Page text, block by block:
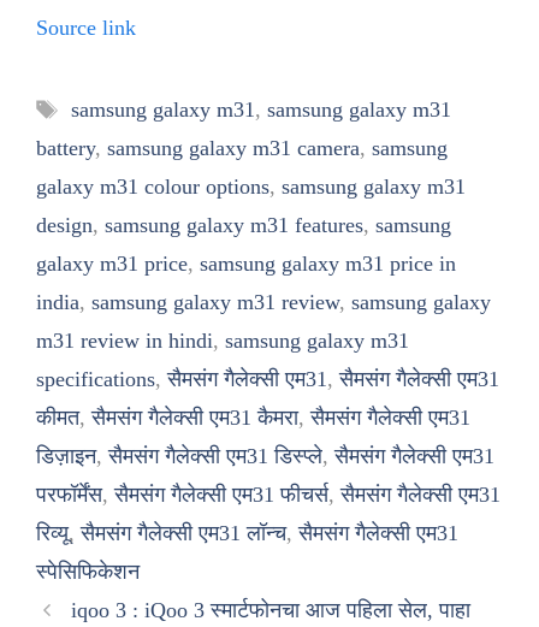
Source link
Tags
samsung galaxy m31, samsung galaxy m31
battery, samsung galaxy m31 camera, samsung
galaxy m31 colour options, samsung galaxy m31
design, samsung galaxy m31 features, samsung
galaxy m31 price, samsung galaxy m31 price in
india, samsung galaxy m31 review, samsung galaxy
m31 review in hindi, samsung galaxy m31
specifications,सैमसंग गैलेक्सी एम31,सैमसंग गैलेक्सी एम31
कीमत,सैमसंग गैलेक्सी एम31 कैमरा,सैमसंग गैलेक्सी एम31
डिज़ाइन,सैमसंग गैलेक्सी एम31 डिस्प्ले,सैमसंग गैलेक्सी एम31
परफॉर्मेंस,सैमसंग गैलेक्सी एम31 फीचर्स,सैमसंग गैलेक्सी एम31
रिव्यू,सैमसंग गैलेक्सी एम31 लॉन्च,सैमसंग गैलेक्सी एम31
स्पेसिफिकेशन
iqoo 3 : iQoo 3 स्मार्टफोनचा आज पहिला सेल, पाहा